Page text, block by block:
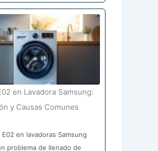
en Lavadora Samsung:
y Causas Comunes
E02 en lavadoras Samsung
problema de llenado de